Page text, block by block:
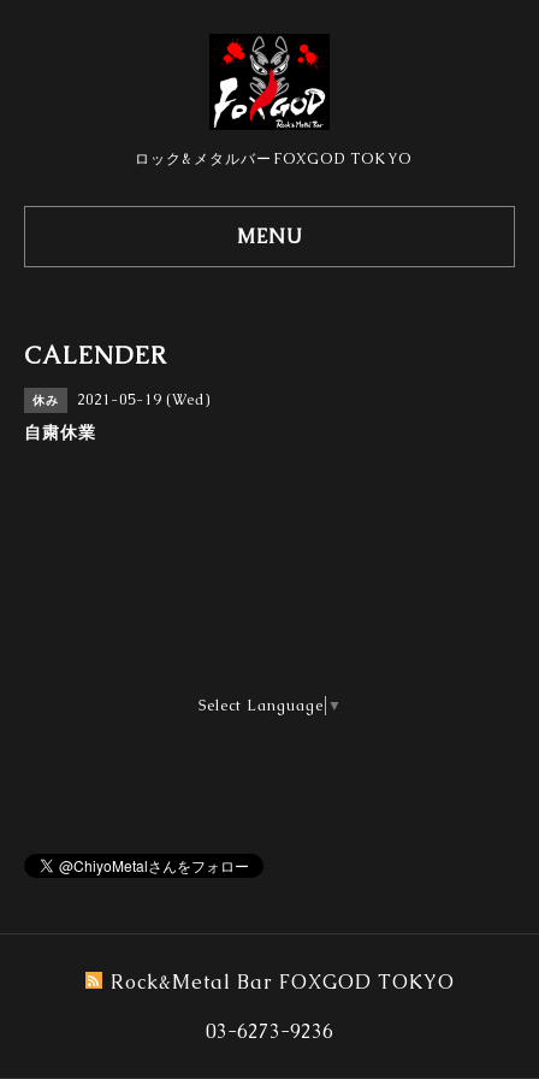
ロック&メタルバーFOXGOD TOKYO
MENU
CALENDER
休み 2021-05-19 (Wed)
自粛休業
Select Language ▼
Rock&Metal Bar FOXGOD TOKYO
03-6273-9236